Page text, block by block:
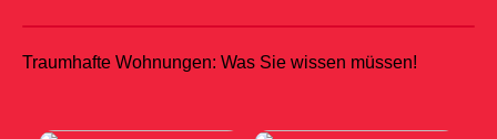
Traumhafte Wohnungen: Was Sie wissen müssen!